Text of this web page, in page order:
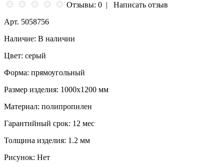
Отзывы: 0 |
Написать отзыв
Арт. 5058756
Наличие: В наличии
Цвет: серый
Форма: прямоугольный
Размер изделия: 1000х1200 мм
Материал: полипропилен
Гарантийный срок: 12 мес
Толщина изделия: 1.2 мм
Рисунок: Нет